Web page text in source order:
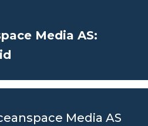
Media AS:
Media AS